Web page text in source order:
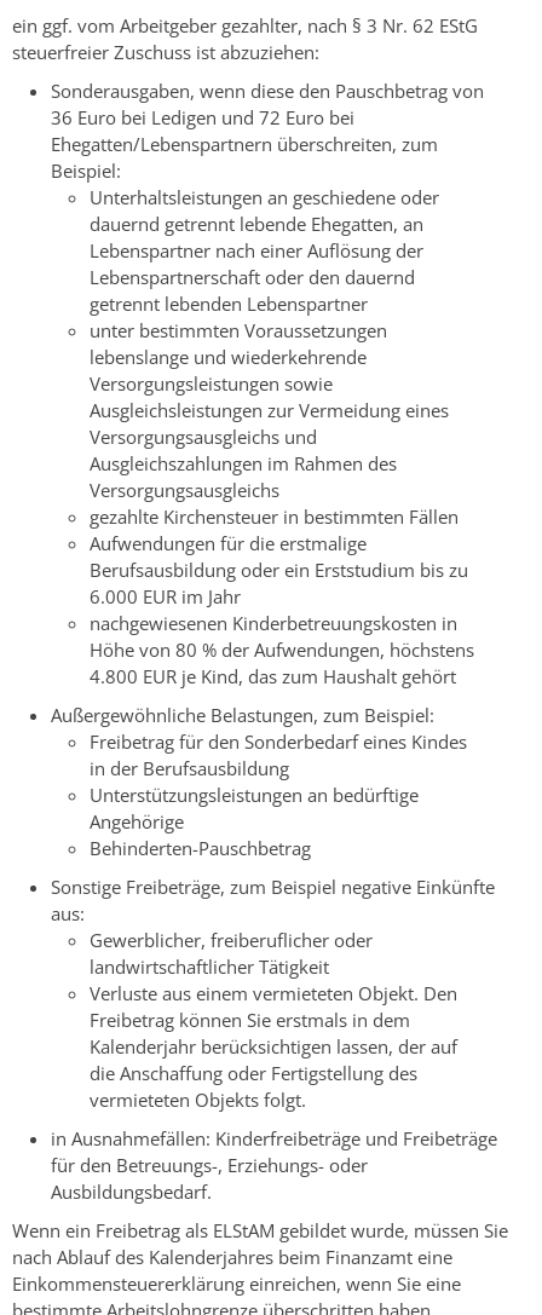
ein ggf. vom Arbeitgeber gezahlter, nach § 3 Nr. 62 EStG
steuerfreier Zuschuss ist abzuziehen:
Sonderausgaben, wenn diese den Pauschbetrag von
36 Euro bei Ledigen und 72 Euro bei
Ehegatten/Lebenspartnern überschreiten, zum
Beispiel:
Unterhaltsleistungen an geschiedene oder
dauernd getrennt lebende Ehegatten, an
Lebenspartner nach einer Auflösung der
Lebenspartnerschaft oder den dauernd
getrennt lebenden Lebenspartner
unter bestimmten Voraussetzungen
lebenslange und wiederkehrende
Versorgungsleistungen sowie
Ausgleichsleistungen zur Vermeidung eines
Versorgungsausgleichs und
Ausgleichszahlungen im Rahmen des
Versorgungsausgleichs
gezahlte Kirchensteuer in bestimmten Fällen
Aufwendungen für die erstmalige
Berufsausbildung oder ein Erststudium bis zu
6.000 EUR im Jahr
nachgewiesenen Kinderbetreuungskosten in
Höhe von 80 % der Aufwendungen, höchstens
4.800 EUR je Kind, das zum Haushalt gehört
Außergewöhnliche Belastungen, zum Beispiel:
Freibetrag für den Sonderbedarf eines Kindes
in der Berufsausbildung
Unterstützungsleistungen an bedürftige
Angehörige
Behinderten-Pauschbetrag
Sonstige Freibeträge, zum Beispiel negative Einkünfte
aus:
Gewerblicher, freiberuflicher oder
landwirtschaftlicher Tätigkeit
Verluste aus einem vermieteten Objekt. Den
Freibetrag können Sie erstmals in dem
Kalenderjahr berücksichtigen lassen, der auf
die Anschaffung oder Fertigstellung des
vermieteten Objekts folgt.
in Ausnahmefällen: Kinderfreibeträge und Freibeträge
für den Betreuungs-, Erziehungs- oder
Ausbildungsbedarf.
Wenn ein Freibetrag als ELStAM gebildet wurde, müssen Sie
nach Ablauf des Kalenderjahres beim Finanzamt eine
Einkommensteuererklärung einreichen, wenn Sie eine
bestimmte Arbeitslohngrenze überschritten haben.